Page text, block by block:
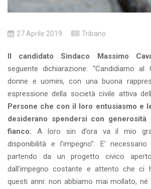
27 Aprile 2019 Tribano
Il candidato Sindaco Massimo
seguente dichiarazione: “Candidiamo al
donne e uomini, con una buona
espressione della società civile attiva
Persone che con il loro entusiasmo e
desiderano spendersi con
fianco. A loro sin d’ora va il mio
disponibilità e l’impegno”. E'
partendo da un progetto civico
dall'impegno costante e attento che ci
questi anni: non abbiamo mai mollato, né